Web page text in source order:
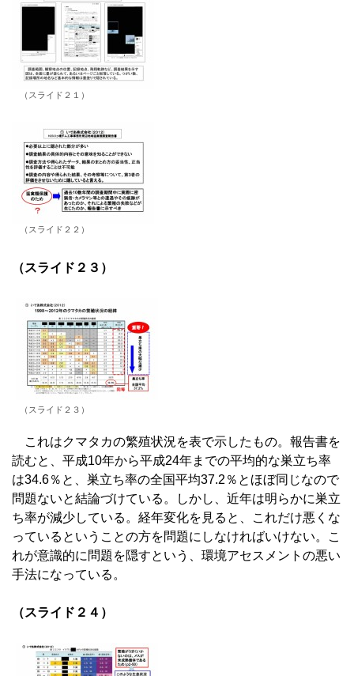
（スライド２１）
（スライド２２）
（スライド２３）
（スライド２３）
これはクマタカの繁殖状況を表で示したもの。報告書を
読むと、平成10年から平成24年までの平均的な巣立ち率
は34.6％と、巣立ち率の全国平均37.2％とほぼ同じなので
問題ないと結論づけている。しかし、近年は明らかに巣立
ち率が減少している。経年変化を見ると、これだけ悪くな
っているということの方を問題にしなければいけない。こ
れが意識的に問題を隠すという、環境アセスメントの悪い
手法になっている。
（スライド２４）